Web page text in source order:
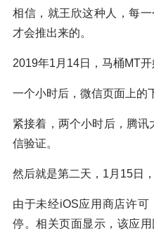
相信，就王欣这种人，每
才会推出来的。
2019年1月14日，马桶MT开
一个小时后，微信页面上的
紧接着，两个小时后，腾
信验证。
然后就是第二天，1月15日
由于未经iOS应用商店许
停。相关页面显示，该应